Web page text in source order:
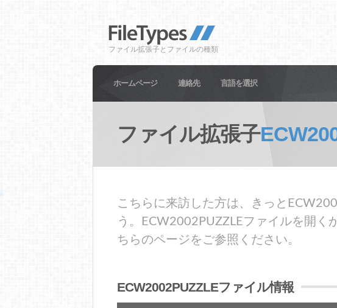
ファイル拡張子とファイルの種類
ホームページ 連絡先 言語を選択
ファイル拡張子
こちらに来訪した方は、きっと
う。ECW2002PUZZLEファイルを開く
ちらのページをご参照ください。
ECW2002PUZZLEファイル情報